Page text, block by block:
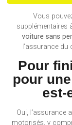
Vous
supplémentaires
voiture sans
l’assurance du
Pour
pour
est-
Oui, l’assurance
motorisés, y